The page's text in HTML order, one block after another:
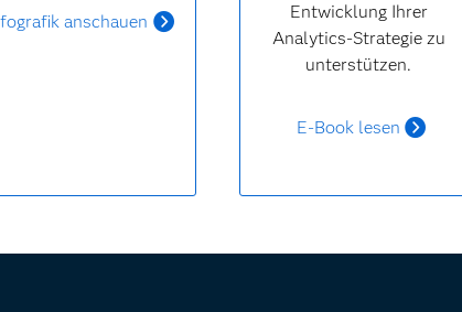
anschauen
Entwicklung Ihrer
Analytics-Strategie zu
unterstützen.
E-Book lesen